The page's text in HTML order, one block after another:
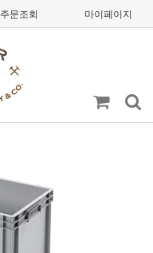
주문조회 마이페이지